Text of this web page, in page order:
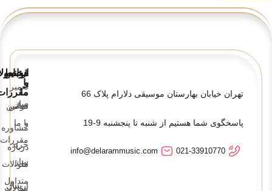
تهران خیابان بهارستان موسیقی دلارام پلاک 66
پاسخگوی شما هستیم از شنبه تا پنجشنبه 9-19
021-33910770
info@delarammusic.com
تعمیر
ساز
مشاوره
خرید
ساز
ارسال
قوانین
و
قوانین
و
مقررات
سوالات
متداول
ارتباط
با
ما
تماس
با ما
درباره
ما
مقالات